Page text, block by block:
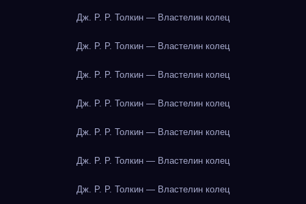
Дж. Р. Р. Толкин — Властелин колец
Дж. Р. Р. Толкин — Властелин колец
Дж. Р. Р. Толкин — Властелин колец
Дж. Р. Р. Толкин — Властелин колец
Дж. Р. Р. Толкин — Властелин колец
Дж. Р. Р. Толкин — Властелин колец
Дж. Р. Р. Толкин — Властелин колец